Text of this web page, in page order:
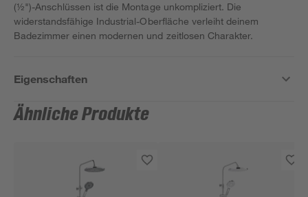
(½")-Anschlüssen ist die Montage unkompliziert. Die
widerstandsfähige Industrial-Oberfläche verleiht deinem
Badezimmer einen modernen und zeitlosen Charakter.
Eigenschaften
Ähnliche Produkte